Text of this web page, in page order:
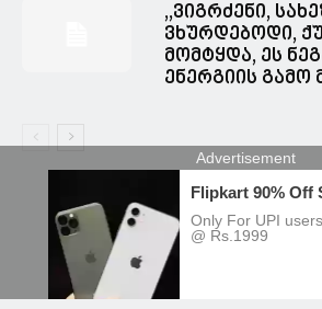
,,ვიგრძენი,
ვხურდებოდი,
მომტყდა, ეს
ენერგიის გამო
© Spacesnews • სფეისნიუსი